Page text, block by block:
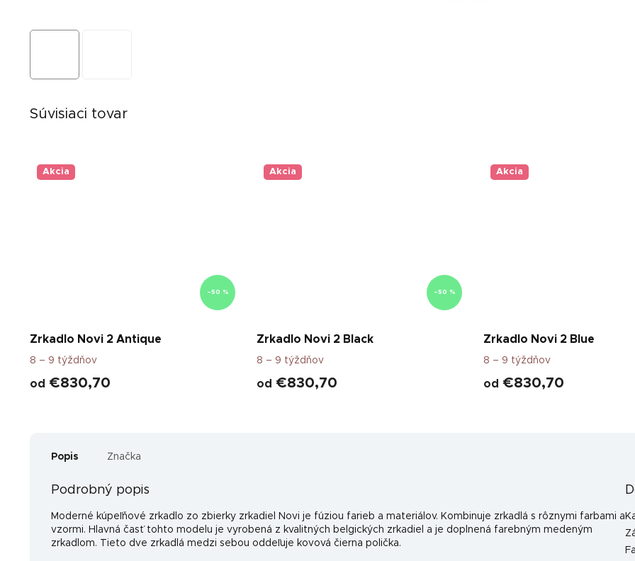
Súvisiaci tovar
Akcia
–50 %
Zrkadlo Novi 2 Antique
8 – 9 týždňov
od €830,70
Akcia
–50 %
Zrkadlo Novi 2 Black
8 – 9 týždňov
od €830,70
Akcia
Zrkadlo Novi 2 Blue
8 – 9 týždňov
od €830,70
Popis Značka
Podrobný popis
Moderné kúpeľňové zrkadlo zo zbierky zrkadiel Novi je fúziou farieb a materiálov. Kombinuje zrkadlá s rôznymi farbami a
vzormi. Hlavná časť tohto modelu je vyrobená z kvalitných belgických zrkadiel a je doplnená farebným medeným
zrkadlom. Tieto dve zrkadlá medzi sebou oddeľuje kovová čierna polička.